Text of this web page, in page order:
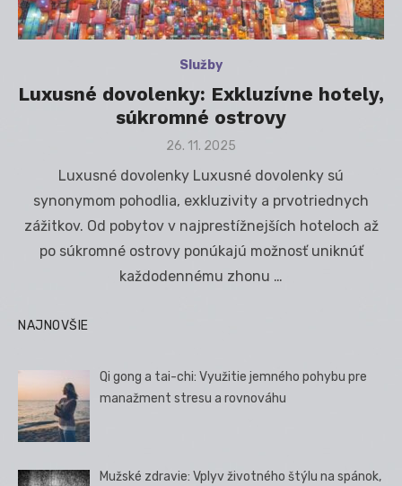
Služby
Luxusné dovolenky: Exkluzívne hotely,
súkromné ostrovy
Posted
26. 11. 2025
Luxusné dovolenky Luxusné dovolenky sú
synonymom pohodlia, exkluzivity a prvotriednych
zážitkov. Od pobytov v najprestížnejších hoteloch až
po súkromné ostrovy ponúkajú možnosť uniknúť
každodennému zhonu …
NAJNOVŠIE
Qi gong a tai-chi: Využitie jemného pohybu pre
manažment stresu a rovnováhu
Mužské zdravie: Vplyv životného štýlu na spánok,